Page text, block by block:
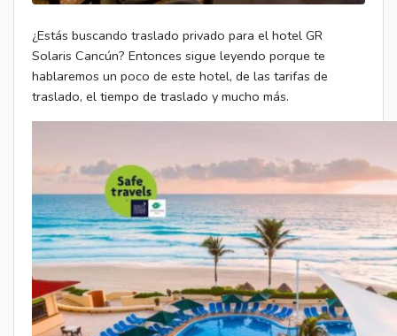
¿Estás buscando traslado privado para el hotel GR
Solaris Cancún? Entonces sigue leyendo porque te
hablaremos un poco de este hotel, de las tarifas de
traslado, el tiempo de traslado y mucho más.